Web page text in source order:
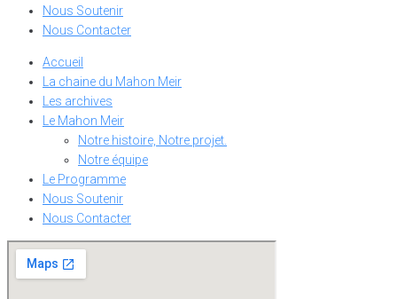
Nous Soutenir
Nous Contacter
Accueil
La chaine du Mahon Meir
Les archives
Le Mahon Meir
Notre histoire, Notre projet.
Notre équipe
Le Programme
Nous Soutenir
Nous Contacter